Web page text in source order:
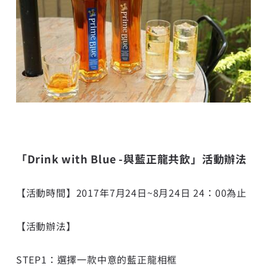
「Drink with Blue -與藍正龍共飲」活動辦法
【活動時間】 2017年7月24日~8月24日 24 ： 00為止
【活動辦法】
STEP1：選擇一款中意的藍正龍相框